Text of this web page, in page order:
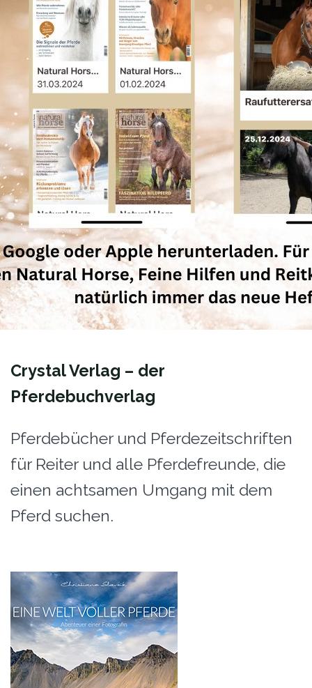
Crystal Verlag – der
Pferdebuchverlag
Pferdebücher und Pferdezeitschriften
für Reiter und alle Pferdefreunde, die
einen achtsamen Umgang mit dem
Pferd suchen.